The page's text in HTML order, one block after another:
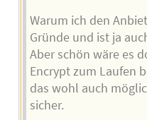
Warum ich den
Gründe und ist ja
Aber schön wäre es
Encrypt zum Laufen
das wohl auch
sicher.